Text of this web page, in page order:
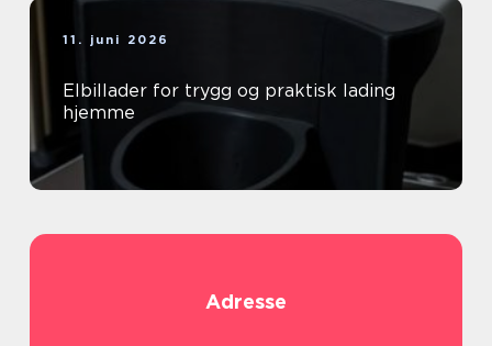
11. juni 2026
Elbillader for trygg og praktisk lading
hjemme
Adresse